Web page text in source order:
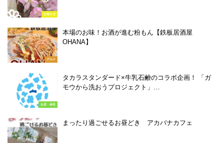
お知らせ
グルメ
本場のお味！お酒が進む粉もん【鉄板居酒屋
OHANA】
お店・会社
タカラスタンダード×牛乳石鹸のコラボ企画！ 「ガ
モウから洗おうプロジェクト」…
まったり過ごせるお昼どき アカバナカフェ